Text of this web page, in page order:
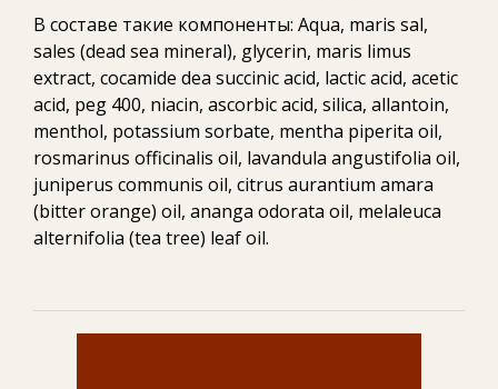
В составе такие компоненты: Aqua, maris sal,
sales (dead sea mineral), glycerin, maris limus
extract, cocamide dea succinic acid, lactic acid, acetic
acid, peg 400, niacin, ascorbic acid, silica, allantoin,
menthol, potassium sorbate, mentha piperita oil,
rosmarinus officinalis oil, lavandula angustifolia oil,
juniperus communis oil, citrus aurantium amara
(bitter orange) oil, ananga odorata oil, melaleuca
alternifolia (tea tree) leaf oil.